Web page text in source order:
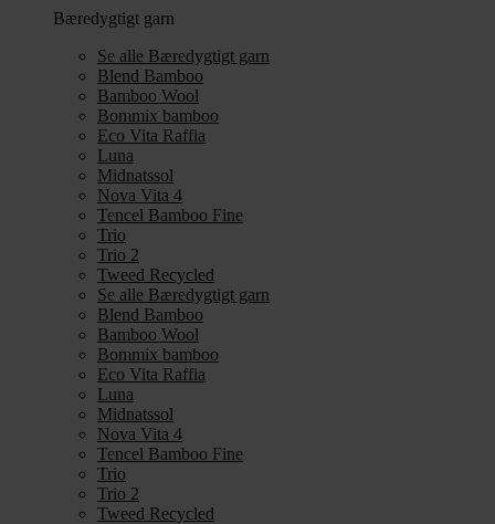
Bæredygtigt garn
Se alle Bæredygtigt garn
Blend Bamboo
Bamboo Wool
Bommix bamboo
Eco Vita Raffia
Luna
Midnatssol
Nova Vita 4
Tencel Bamboo Fine
Trio
Trio 2
Tweed Recycled
Se alle Bæredygtigt garn
Blend Bamboo
Bamboo Wool
Bommix bamboo
Eco Vita Raffia
Luna
Midnatssol
Nova Vita 4
Tencel Bamboo Fine
Trio
Trio 2
Tweed Recycled